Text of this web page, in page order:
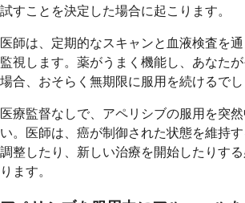
試すことを決定した場合に起こります。
医師は、定期的なスキャンと血液検査を
監視します。薬がうまく機能し、あなた
場合、おそらく無期限に服用を続けるでし
医療監督なしで、アペリシブの服用を突
い。医師は、癌が制御された状態を維持
調整したり、新しい治療を開始したりす
ります。